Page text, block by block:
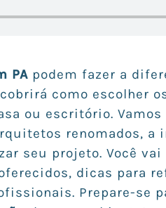
PApodem fazer a
como escolher
ou escritório. Vamos
renomados, a
seu projeto. Você vai
dicas para
Prepare-se